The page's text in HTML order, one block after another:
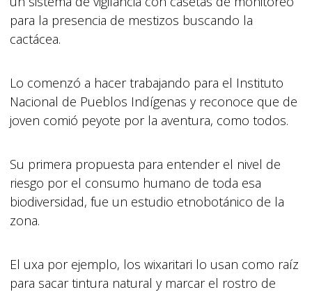
para la presencia de mestizos buscando la
cactácea.
Lo comenzó a hacer trabajando para el Instituto
Nacional de Pueblos Indígenas y reconoce que de
joven comió peyote por la aventura, como todos.
Su primera propuesta para entender el nivel de
riesgo por el consumo humano de toda esa
biodiversidad, fue un estudio etnobotánico de la
zona.
El uxa por ejemplo, los wixaritari lo usan como raíz
para sacar tintura natural y marcar el rostro de